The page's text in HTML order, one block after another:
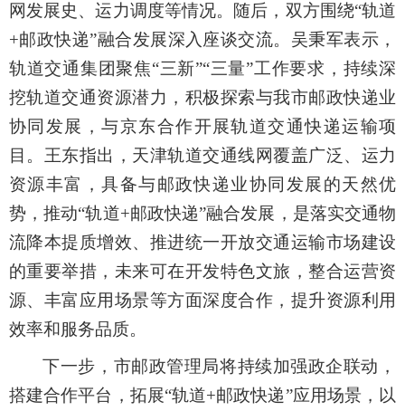
网发展史、运力调度等情况。 随后 ， 双方围绕“轨道
+邮政快递”融合发展深入座谈交流。吴秉军表示，
轨道交通集团聚焦“三新”“三量”工作要求，持续深
挖轨道交通资源潜力，积极探索与我市邮政快递业
协同发展 ，与京东合作开展轨道交通快递运输项
目 。王东指出，天津轨道交通线网覆盖广泛、运力
资源丰富，具备与邮政快递业协同发展的天然优
势 ，推动“轨道+邮政快递”融合发展，是落实交通物
流降本提质增效、推进统一开放交通运输市场建设
的重要举措 ，未来可在开发特色文旅，整合运营资
源、丰富应用场景等方面深度合作， 提升资源利用
效率和服务品质。
下一步， 市邮政管理局将持续加强政企联动，
搭建合作平台 ，拓展“轨道+邮政快递”应用场景，以